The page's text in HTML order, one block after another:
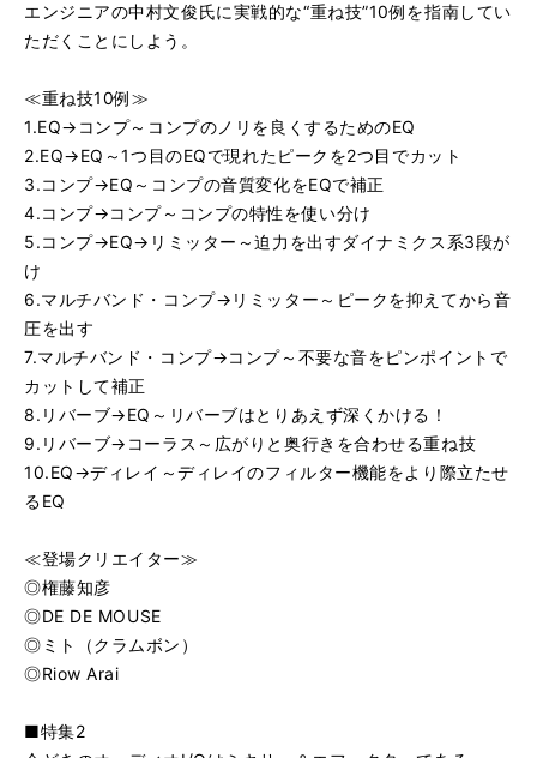
エンジニアの中村文俊氏に実戦的な“重ね技”10例を指南してい
ただくことにしよう。
≪重ね技10例≫
1.EQ→コンプ～コンプのノリを良くするためのEQ
2.EQ→EQ～1つ目のEQで現れたピークを2つ目でカット
3.コンプ→EQ～コンプの音質変化をEQで補正
4.コンプ→コンプ～コンプの特性を使い分け
5.コンプ→EQ→リミッター～迫力を出すダイナミクス系3段が
け
6.マルチバンド・コンプ→リミッター～ピークを抑えてから音
圧を出す
7.マルチバンド・コンプ→コンプ～不要な音をピンポイントで
カットして補正
8.リバーブ→EQ～リバーブはとりあえず深くかける！
9.リバーブ→コーラス～広がりと奥行きを合わせる重ね技
10.EQ→ディレイ～ディレイのフィルター機能をより際立たせ
るEQ
≪登場クリエイター≫
◎権藤知彦
◎DE DE MOUSE
◎ミト（クラムボン）
◎Riow Arai
■特集2